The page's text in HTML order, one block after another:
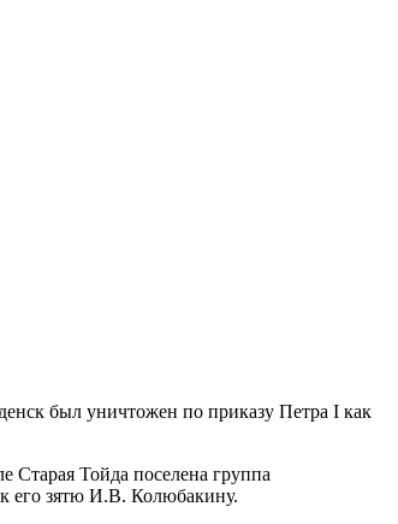
был уничтожен по приказу Петра I как
Старая Тойда поселена группа
его зятю И.В. Колюбакину.